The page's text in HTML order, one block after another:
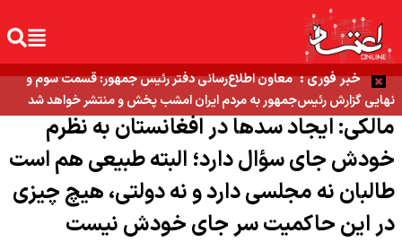
خبر فوری : معاون اطلاع‌رسانی دفتر رئیس جمهور: قسمت سوم و
نهایی گزارش رئیس‌جمهور به مردم ایران امشب پخش و منتشر خواهد شد
مالکی: ایجاد سدها در افغانستان به نظرم
خودش جای سؤال دارد؛ البته طبیعی هم است
طالبان نه مجلسی دارد و نه دولتی، هیچ چیزی
در این حاکمیت سر جای خودش نیست